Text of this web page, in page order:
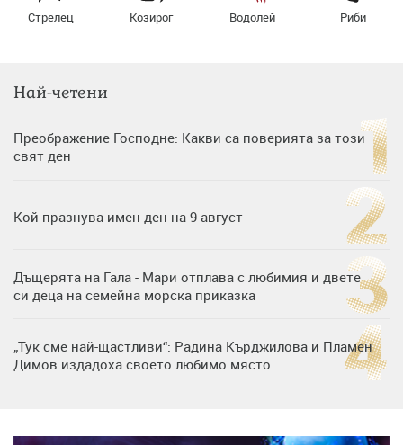
Стрелец Козирог Водолей Риби
Най-четени
Преображение Господне: Какви са поверията за този
свят ден
Кой празнува имен ден на 9 август
Дъщерята на Гала - Мари отплава с любимия и двете
си деца на семейна морска приказка
„Тук сме най-щастливи“: Радина Кърджилова и Пламен
Димов издадоха своето любимо място
кадри с Башар Рахал и малкия им син